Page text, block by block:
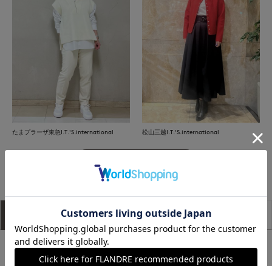
たまプラーザ東急I.T.'S.international 松山三越I.T.'S.international
アイテム説明 サイズ詳細 購入レビュー
■デザイン